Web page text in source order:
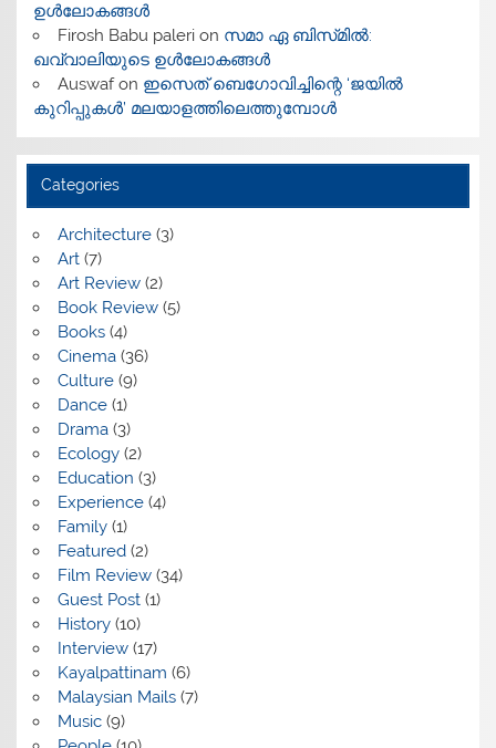
ഉൾലോകങ്ങൾ
Firosh Babu palerion സമാ ഏ ബിസ്‌മിൽ:
ഖവ്വാലിയുടെ ഉൾലോകങ്ങൾ
Auswafon ഇസെത് ബെഗോവിച്ചിന്റെ ‘ജയിൽ
കുറിപ്പുകൾ’ മലയാളത്തിലെത്തുമ്പോൾ
Categories
Architecture(3)
Art(7)
Art Review(2)
Book Review(5)
Books(4)
Cinema(36)
Culture(9)
Dance(1)
Drama(3)
Ecology(2)
Education (3)
Experience(4)
Family(1)
Featured(2)
Film Review(34)
Guest Post(1)
History(10)
Interview(17)
Kayalpattinam (6)
Malaysian Mails(7)
Music(9)